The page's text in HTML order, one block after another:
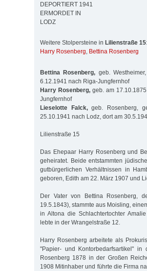
DEPORTIERT 1941
ERMORDET IN
LODZ
Weitere Stolpersteine in Lilienstraße 15:
Harry Rosenberg, Bettina Rosenberg
Bettina Rosenberg, geb.
6.12.1941 nach Riga-Jungfernhof
Harry Rosenberg,geb. am
Jungfernhof
Lieselotte Falck,geb. Rosenberg,
25.10.1941 nach Lodz, dort am
Lilienstraße 15
Das Ehepaar Harry Rosenberg und
geheiratet. Beide entstammten
gutbürgerlichen Verhältnissen in
geboren, Edith am 22. März 1907 und
Der Vater von Bettina Rosenberg,
19.5.1843), stammte aus Moisling,
in Altona die Schlachtertochter
lebte in der Wrangelstraße 12.
Harry Rosenberg arbeitete als
"Papier- und Kontorbedarfsartikel"
Rosenberg 1878 in der Großen
1908 Mitinhaber und führte die Firma